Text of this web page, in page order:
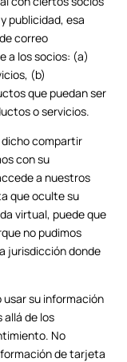
publicidad, esa
correo
a los socios: (a)
(b)
que puedan ser
o servicios.
compartir
con su
a nuestros
que oculte su
virtual, puede que
no pudimos
jurisdicción donde
su información
de los
No
de tarjeta